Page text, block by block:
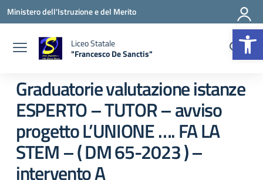
Vai ai contenuti
Vai al menu di navigazione
Vai al footer
Ministero dell'Istruzione e del Merito
Liceo Statale
"Francesco De Sanctis"
Graduatorie valutazione istanze
ESPERTO – TUTOR – avviso
progetto L’UNIONE …. FA LA
STEM – ( DM 65-2023 ) –
intervento A